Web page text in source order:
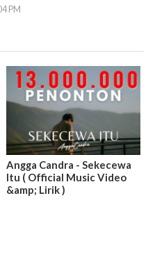
PM
Angga Candra - Sekecewa
Itu ( Official Music Video
&amp; Lirik )